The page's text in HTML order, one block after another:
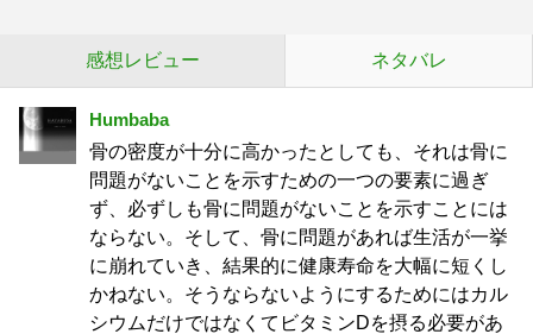
感想レビュー ネタバレ
Humbaba
骨の密度が十分に高かったとしても、それは骨に
問題がないことを示すための一つの要素に過ぎ
ず、必ずしも骨に問題がないことを示すことには
ならない。そして、骨に問題があれば生活が一挙
に崩れていき、結果的に健康寿命を大幅に短くし
かねない。そうならないようにするためにはカル
シウムだけではなくてビタミンDを摂る必要があ